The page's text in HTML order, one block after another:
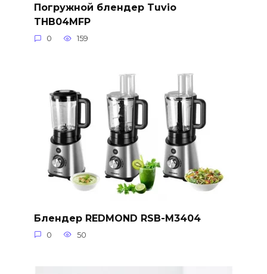
Погружной блендер Tuvio
THB04MFP
0 159
Блендер REDMOND RSB-M3404
0 50